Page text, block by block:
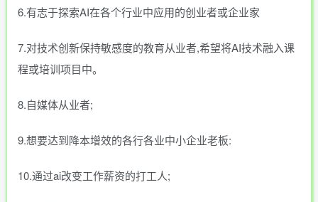
6.有志于探索AI在各个行业中应用的创业者或企业家
7.对技术创新保持敏感度的教育从业者,希望将AI技术融入课
程或培训项目中。
8.自媒体从业者;
9.想要达到降本增效的各行各业中小企业老板:
10.通过ai改变工作薪资的打工人;